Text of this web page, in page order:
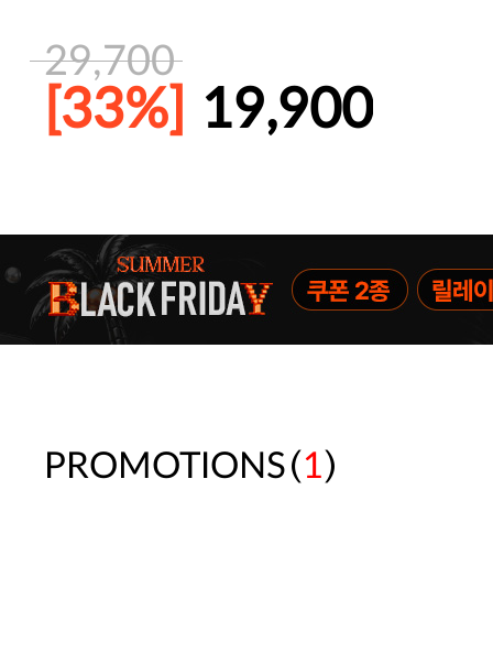
29,700
[33%] 19,900
주말특가 20%(8.7~8.9)/5만원 이
[썸머블프] 1만원 할인 쿠폰(8.1~31)
속옷 교체 10% 쿠폰(8.1~31)/7만
PROMOTIONS(1)